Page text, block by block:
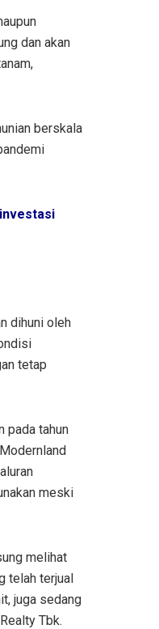
dan akan
berskala
dihuni oleh
tetap
pada tahun
meski
melihat
telah terjual
juga sedang
Tbk.